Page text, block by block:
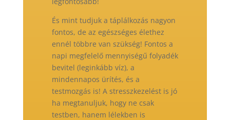
És mint tudjuk a táplálkozás nagyon
fontos, de az egészséges élethez
ennél többre van szükség! Fontos a
napi megfelelő mennyiségű folyadék
bevitel (leginkább víz), a
mindennapos ürítés, és a
testmozgás is! A stresszkezelést is jó
ha megtanuljuk, hogy ne csak
testben, hanem lélekben is